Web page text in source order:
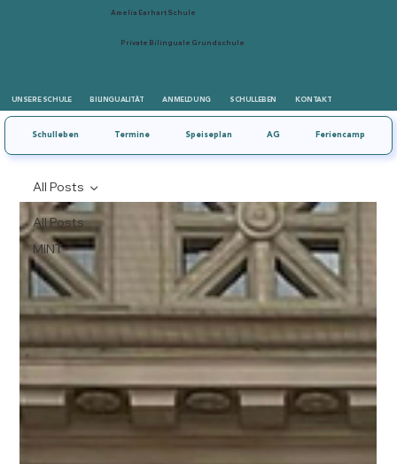
Amelia Earhart Schule
Private Bilinguale Grundschule
UNSERE SCHULE BILINGUALITÄT ANMELDUNG SCHULLEBEN KONTAKT
Schulleben Termine Speiseplan AG Feriencamp
All Posts
MINT
All Posts